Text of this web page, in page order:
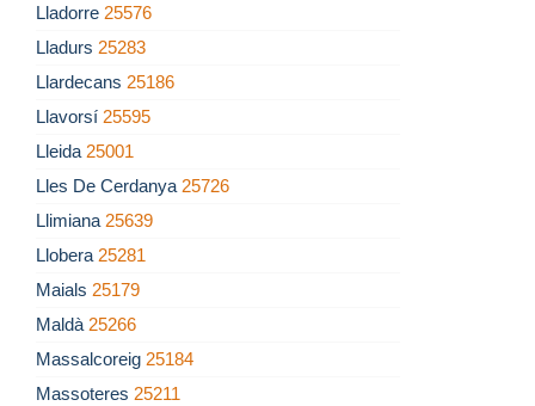
Lladorre 25576
Lladurs 25283
Llardecans 25186
Llavorsí 25595
Lleida 25001
Lles De Cerdanya 25726
Llimiana 25639
Llobera 25281
Maials 25179
Maldà 25266
Massalcoreig 25184
Massoteres 25211